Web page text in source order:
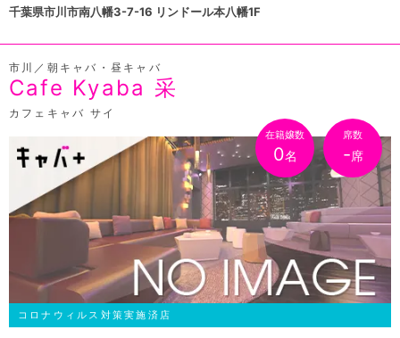
なくても十分に楽しめます☆更に!!ポケパラ限定クーポン
ばと思います☆いつでもご利用お待ちしております♪
朝から昼もオープンしている昼キャバ「朝・昼キャバ！！
Raphael（ラファエル）市川店」☆ 早朝６時から21時
まで、ほぼ年中無休で営業しております。お客様は朝から
飲みますか？ それともお昼に飲みますか？ それとも夜
に飲みますか？ 当店にはダーツやビリヤードなどが充実
しており、飲みながら楽しくゲームすることも可能です。
可愛い女の子と、飲んで歌って遊んで飲んで♪ ここはま
さにアミューズメントスポットです。当店は、男性は勿論
のこと、女性でも気軽に入れる雰囲気なのがポイントで
す。会社の飲み会などが終わった後にふらっと立ち寄れる
点も魅力です。お昼の１時までのご利用では、キャスト無
千葉県市川市南八幡3-7-16 リンドール本八幡1F
市川／朝キャバ・昼キャバ
Cafe Kyaba 采
カフェキャバ サイ
在籍嬢数
0名
席数
-席
コロナウィルス対策実施済店